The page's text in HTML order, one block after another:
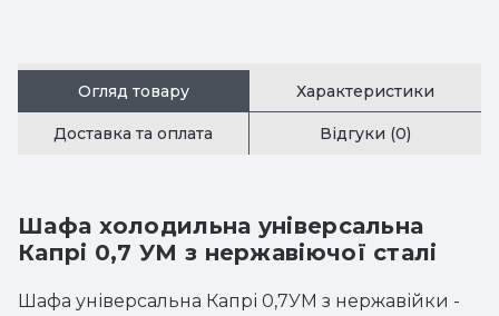
Огляд товару Характеристики
Доставка та оплата Відгуки (0)
Шафа холодильна універсальна
Капрі 0,7 УМ з нержавіючої сталі
Шафа універсальна Капрі 0,7УМ з нержавійки -